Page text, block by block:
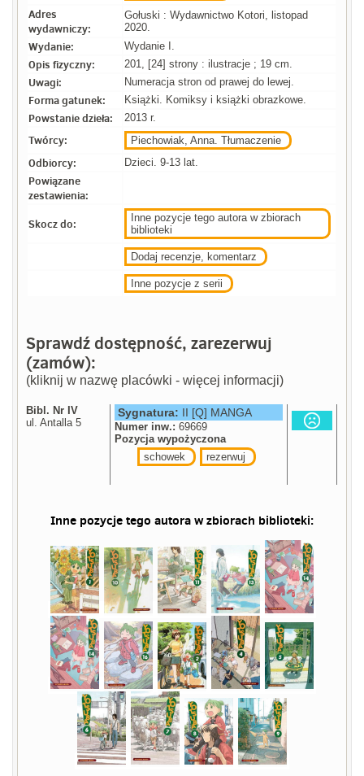
Adres
wydawniczy:
Gołuski : Wydawnictwo Kotori, listopad
2020.
Wydanie: Wydanie I.
Opis fizyczny: 201, [24] strony : ilustracje ; 19 cm.
Uwagi: Numeracja stron od prawej do lewej.
Forma gatunek: Książki. Komiksy i książki obrazkowe.
Powstanie dzieła: 2013 r.
Twórcy: Piechowiak, Anna. Tłumaczenie
Odbiorcy: Dzieci. 9-13 lat.
Powiązane
zestawienia:
Skocz do:
Inne pozycje tego autora w zbiorach
biblioteki
Dodaj recenzje, komentarz
Inne pozycje z serii
Sprawdź dostępność, zarezerwuj
(zamów):
(kliknij w nazwę placówki - więcej informacji)
Bibl. Nr IV
ul. Antalla 5
Sygnatura: II [Q] MANGA
Numer inw.: 69669
Pozycja wypożyczona
schowek
rezerwuj
Inne pozycje tego autora w zbiorach biblioteki: